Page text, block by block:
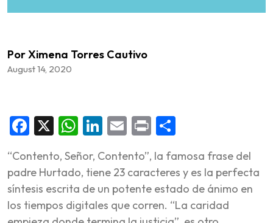
Por Ximena Torres Cautivo
August 14, 2020
Facebook
X WhatsApp
LinkedIn
Email
Print
“Contento, Señor, Contento”, la famosa frase del
padre Hurtado, tiene 23 caracteres y es la perfecta
síntesis escrita de un potente estado de ánimo en
los tiempos digitales que corren. “La caridad